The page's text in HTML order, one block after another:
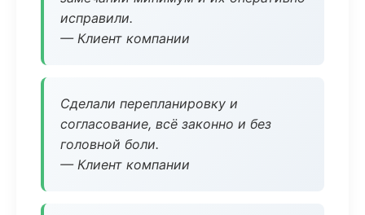
исправили.
— Клиент компании
Сделали перепланировку и
согласование, всё законно и без
головной боли.
— Клиент компании